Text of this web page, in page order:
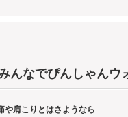
んなでぴんしゃんウ
や肩こりとはさようなら